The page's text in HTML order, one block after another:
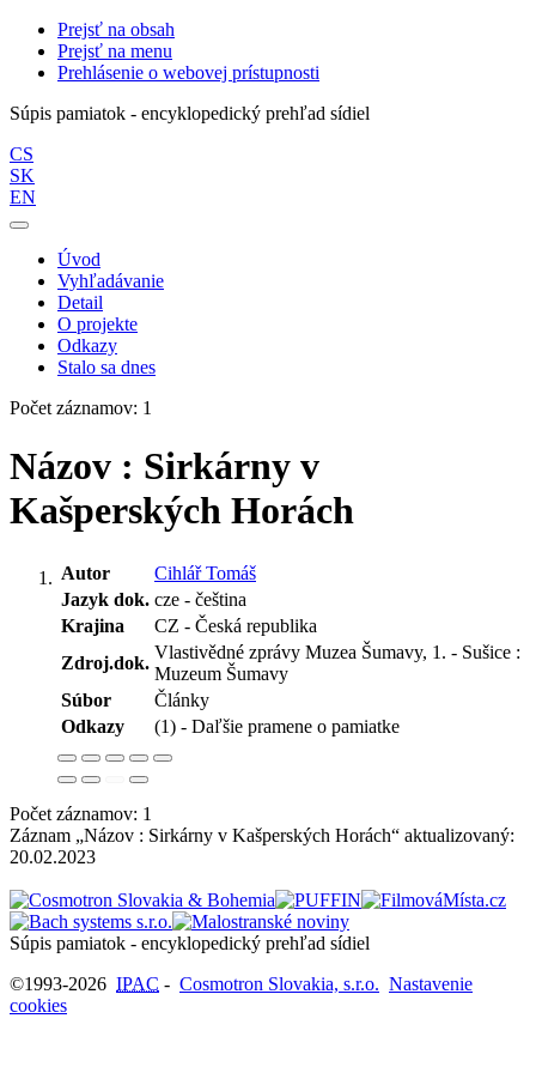
Prejsť na obsah
Prejsť na menu
Prehlásenie o webovej prístupnosti
Súpis pamiatok - encyklopedický prehľad sídiel
CS
SK
EN
Úvod
Vyhľadávanie
Detail
O projekte
Odkazy
Stalo sa dnes
Počet záznamov: 1
Názov : Sirkárny v
Kašperských Horách
Autor
Cihlář Tomáš
Jazyk dok. cze - čeština
Krajina
CZ - Česká republika
Zdroj.dok.
Vlastivědné zprávy Muzea Šumavy, 1. - Sušice :
Muzeum Šumavy
Súbor
Články
Odkazy
(1) - Daľšie pramene o pamiatke
Počet záznamov: 1
Záznam „Názov : Sirkárny v Kašperských Horách“ aktualizovaný:
20.02.2023
Súpis pamiatok - encyklopedický prehľad sídiel
©1993-2026 IPAC - Cosmotron Slovakia, s.r.o. Nastavenie
cookies